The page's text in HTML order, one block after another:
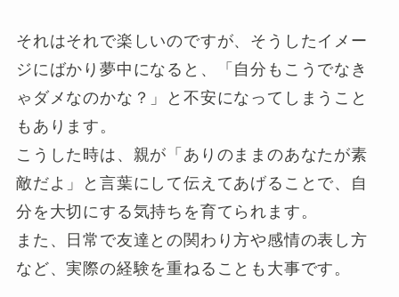
それはそれで楽しいのですが、そうしたイメー
ジにばかり夢中になると、「自分もこうでなき
ゃダメなのかな？」と不安になってしまうこと
もあります。
こうした時は、親が「ありのままのあなたが素
敵だよ」と言葉にして伝えてあげることで、自
分を大切にする気持ちを育てられます。
また、日常で友達との関わり方や感情の表し方
など、実際の経験を重ねることも大事です。